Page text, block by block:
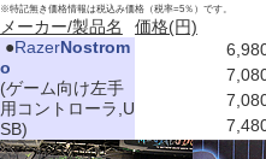
※特記無き価格情報は税込み価格（税率=5％）です。
メーカー/製品名 価格(円)
●RazerNostrom
o
(ゲーム向け左手
用コントローラ,U
SB)